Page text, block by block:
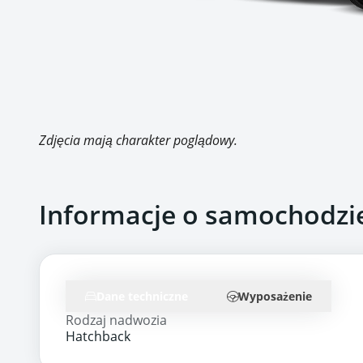
Zdjęcia mają charakter poglądowy.
Informacje o
Wyposażenie
Rodzaj nadwozia
Hatchback